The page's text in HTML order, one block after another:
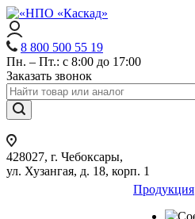
8 800 500 55 19
Пн. – Пт.: с 8:00 до 17:00
Заказать звонок
428027, г. Чебоксары,
ул. Хузангая, д. 18, корп. 1
Продукция